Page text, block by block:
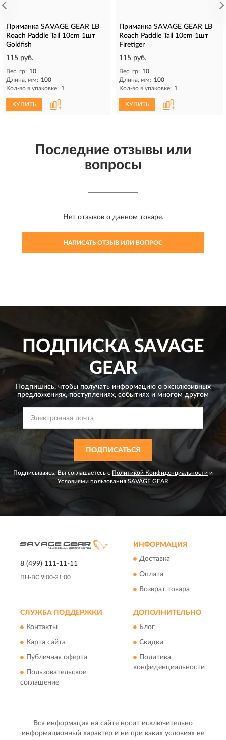
Приманка SAVAGE GEAR LB
Roach Paddle Tail 10cm 1шт
Goldfish
115 руб.
Вес, гр: 10
Длина, мм: 100
Кол-во в упаковке: 1
КУПИТЬ
Приманка SAVAGE GEAR LB
Roach Paddle Tail 10cm 1шт
Firetiger
115 руб.
Вес, гр: 10
Длина, мм: 100
Кол-во в упаковке: 1
КУПИТЬ
Последние отзывы или
вопросы
Нет отзывов о данном товаре.
НАПИСАТЬ ОТЗЫВ ИЛИ ВОПРОС
ПОДПИСКАSAVAGE
GEAR
Подпишись, чтобы получать информацию о эксклюзивных
предложениях,поступлениях, событиях и многом другом
ПОДПИСАТЬСЯ
Подписываясь, Вы соглашаетесь с Политикой Конфиденциальности и
Условиями пользованияSAVAGE GEAR
8 (499) 111-11-11
ПН-ВС 9:00-21:00
ИНФОРМАЦИЯ
Доставка
Оплата
Возврат товара
СЛУЖБА ПОДДЕРЖКИ
Контакты
Карта сайта
Публичная оферта
Пользовательское
соглашение
ДОПОЛНИТЕЛЬНО
Блог
Скидки
Политика
конфиденциальности
Вся информация на сайте носит исключительно
информационный характер и ни при каких условиях не